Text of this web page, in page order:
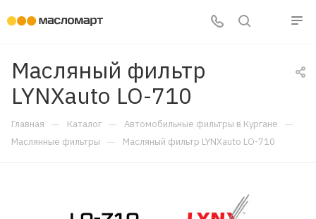
Масляный фильтр
LYNXauto LO-710
Главная — Каталог — Автомобильные фильтры в Кургане —
Маслянные фильтры — Масляный фильтр LYNXauto LO-710